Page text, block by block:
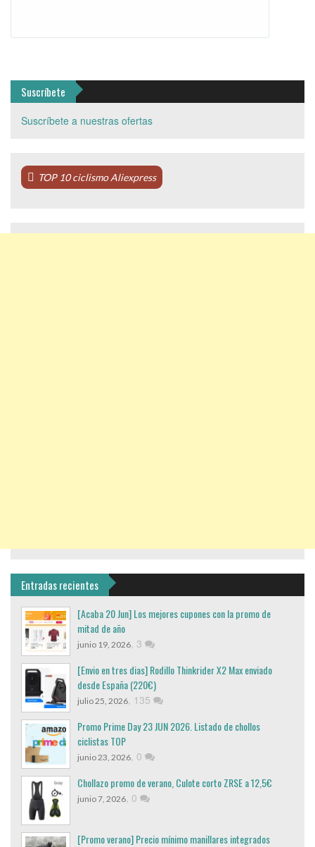
Suscríbete
Suscríbete a nuestras ofertas
TOP 10 ciclismo Aliexpress
Entradas recientes
[Acaba 20 Jun] Los mejores cupones con la promo de
mitad de año
junio 19, 2026, 3
[Envio en tres dias] Rodillo Thinkrider X2 Max enviado
desde España (220€)
julio 25, 2026, 135
Promo Prime Day 23 JUN 2026. Listado de chollos
ciclistas TOP
junio 23, 2026, 0
Chollazo promo de verano, Culote corto ZRSE a 12,5€
junio 7, 2026, 0
[Promo verano] Precio mínimo manillares integrados